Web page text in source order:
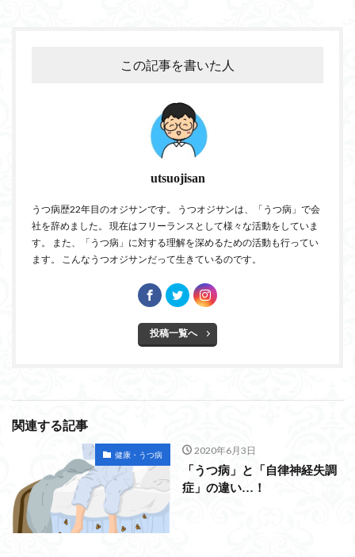
この記事を書いた人
utsuojisan
うつ病歴22年目のオジサンです。 うつオジサンは、「うつ病」で会
社を辞めました。 現在はフリーランスとして様々な活動をしていま
す。 また、「うつ病」に対する理解を深めるための活動も行ってい
ます。 こんなうつオジサンだって生きているのです。
投稿一覧へ
関連する記事
健康・うつ病 2020年6月3日
「うつ病」と「自律神経失調
症」の違い…！